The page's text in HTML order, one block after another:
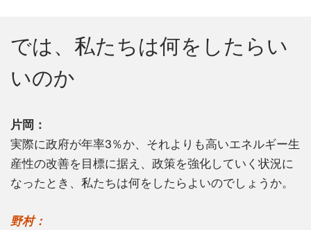
では、私たちは何をしたらい
いのか
片岡：
実際に政府が年率3％か、それよりも高いエネルギー生
産性の改善を目標に据え、政策を強化していく状況に
なったとき、私たちは何をしたらよいのでしょうか。
野村：